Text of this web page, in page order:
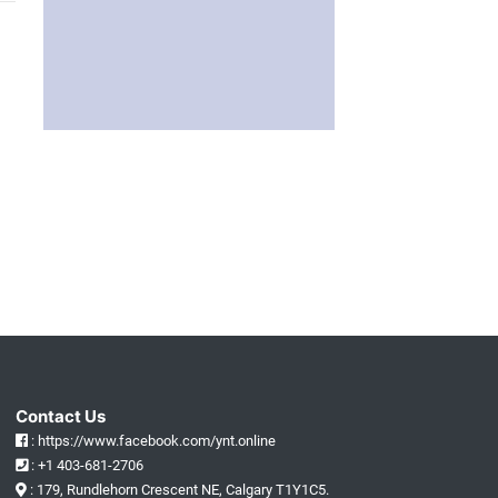
Contact Us
: https://www.facebook.com/ynt.online
: +1 403-681-2706
: 179, Rundlehorn Crescent NE, Calgary T1Y1C5.